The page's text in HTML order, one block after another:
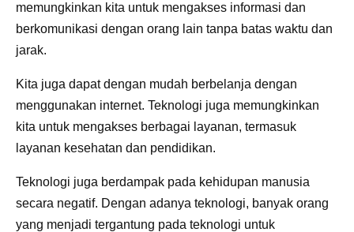
memungkinkan kita untuk mengakses informasi dan
berkomunikasi dengan orang lain tanpa batas waktu dan
jarak.
Kita juga dapat dengan mudah berbelanja dengan
menggunakan internet. Teknologi juga memungkinkan
kita untuk mengakses berbagai layanan, termasuk
layanan kesehatan dan pendidikan.
Teknologi juga berdampak pada kehidupan manusia
secara negatif. Dengan adanya teknologi, banyak orang
yang menjadi tergantung pada teknologi untuk